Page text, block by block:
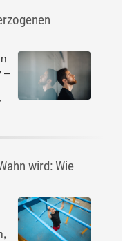
–
wird: Wie